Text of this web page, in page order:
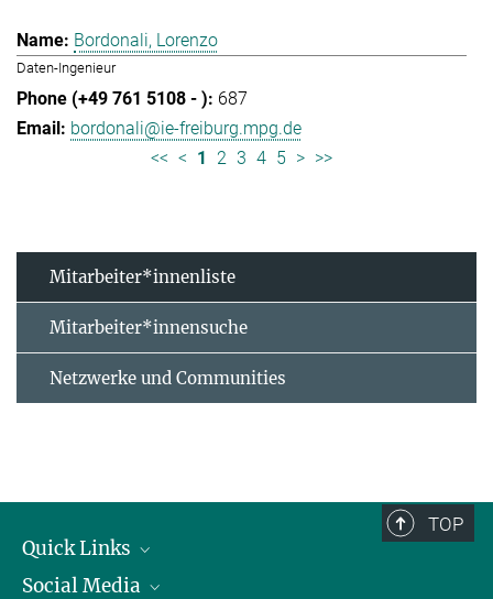
Bordonali, Lorenzo
Daten-Ingenieur
687
bordonali@ie-freiburg.mpg.de
<< < 1 2 3 4 5 > >>
Mitarbeiter*innenliste
Mitarbeiter*innensuche
Netzwerke und Communities
TOP
Quick Links
Forschungsgruppen
Social Media